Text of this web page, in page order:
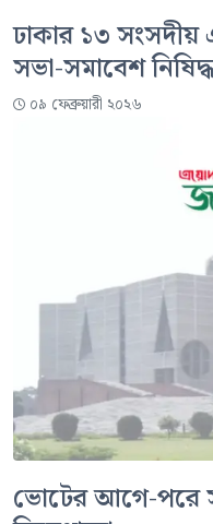
ঢাকার ১৩
সভা-সমাবেশ নিষিদ্ধ
০৯ ফেব্রুয়ারী ২০২৬
ভোটের আগে-পরে